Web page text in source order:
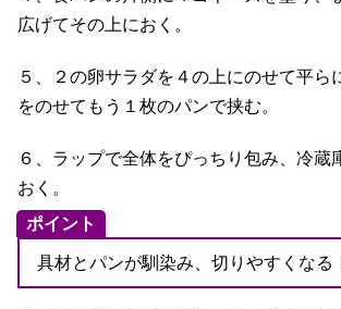
広げてその上におく。
５、２の卵サラダを４の上にのせて平ら
をのせてもう１枚のパンで挟む。
６、ラップで全体をぴっちり包み、冷蔵
おく。
ポイント
具材とパンが馴染み、切りやすくなる